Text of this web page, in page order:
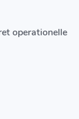
operationelle